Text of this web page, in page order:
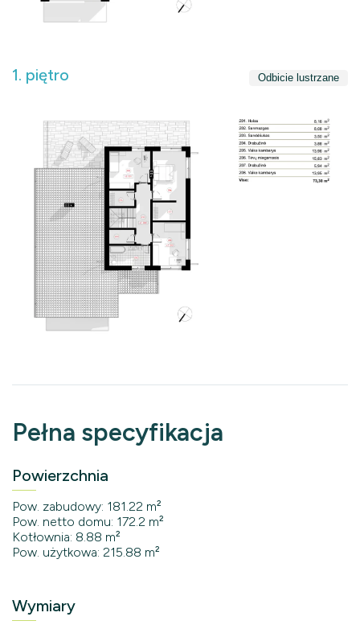
1. piętro Odbicie lustrzane
Pełna specyfikacja
Powierzchnia
Pow. zabudowy: 181.22 m²
Pow. netto domu: 172.2 m²
Kotłownia: 8.88 m²
Pow. użytkowa: 215.88 m²
Wymiary